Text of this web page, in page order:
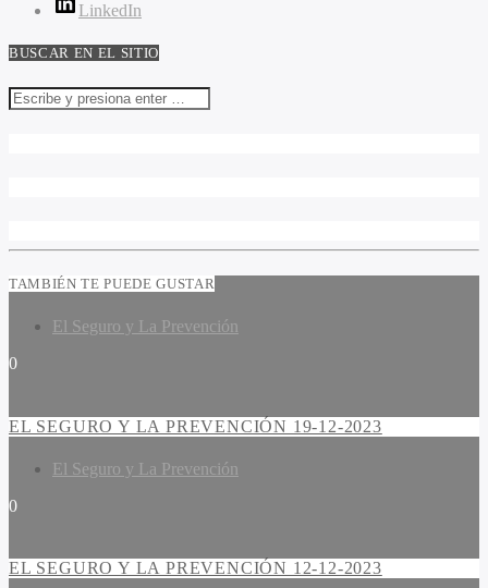
LinkedIn
BUSCAR EN EL SITIO
TAMBIÉN TE PUEDE GUSTAR
El Seguro y La Prevención
0
EL SEGURO Y LA PREVENCIÓN 19-12-2023
El Seguro y La Prevención
0
EL SEGURO Y LA PREVENCIÓN 12-12-2023